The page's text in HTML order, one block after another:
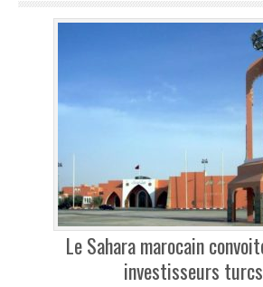
Le Sahara marocain
investisseurs turcs